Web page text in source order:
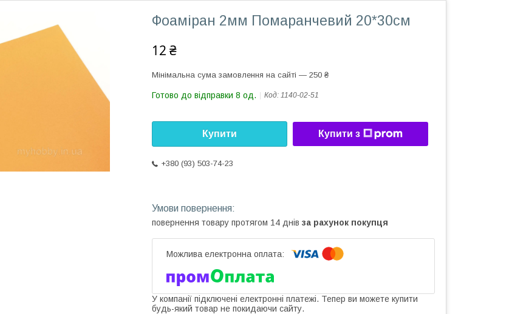
Фоаміран 2мм Помаранчевий 20*30см
12 ₴
Мінімальна сума замовлення на сайті — 250 ₴
Готово до відправки 8 од. Код: 1140-02-51
Купити Купити з
+380 (93) 503-74-23
повернення товару протягом 14 днів за рахунок покупця
У компанії підключені електронні платежі. Тепер ви можете купити
будь-який товар не покидаючи сайту.